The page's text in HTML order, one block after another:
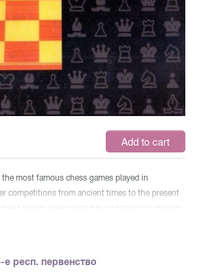
Add to cart
most famous chess games played in
competitions from ancient times to the present
pieces were created by outstanding masters,
the originator's approach to the huge
е респ. первенство